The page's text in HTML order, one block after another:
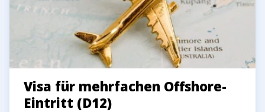
Visa für mehrfachen Offshore-
Eintritt (D12)